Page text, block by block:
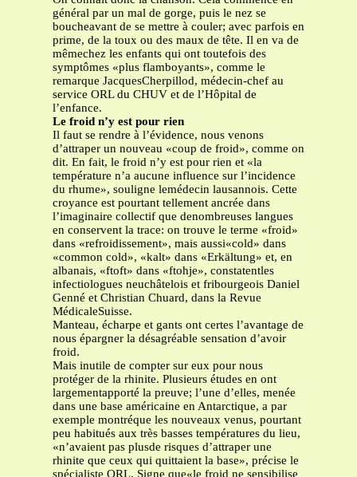
général par un mal de gorge, puis le nez se
boucheavant de se mettre à couler; avec parfois en
prime, de la toux ou des maux de tête. Il en va de
mêmechez les enfants qui ont toutefois des
symptômes «plus flamboyants», comme le
remarque JacquesCherpillod, médecin-chef au
service ORL du CHUV et de l’Hôpital de
l’enfance.
Le froid n’y est pour rien
Il faut se rendre à l’évidence, nous venons
d’attraper un nouveau «coup de froid», comme on
dit. En fait, le froid n’y est pour rien et «la
température n’a aucune influence sur l’incidence
du rhume», souligne lemédecin lausannois. Cette
croyance est pourtant tellement ancrée dans
l’imaginaire collectif que denombreuses langues
en conservent la trace: on trouve le terme «froid»
dans «refroidissement», mais aussi«cold» dans
«common cold», «kalt» dans «Erkältung» et, en
albanais, «ftoft» dans «ftohje», constatentles
infectiologues neuchâtelois et fribourgeois Daniel
Genné et Christian Chuard, dans la Revue
MédicaleSuisse.
Manteau, écharpe et gants ont certes l’avantage de
nous épargner la désagréable sensation d’avoir
froid.
Mais inutile de compter sur eux pour nous
protéger de la rhinite. Plusieurs études en ont
largementapporté la preuve; l’une d’elles, menée
dans une base américaine en Antarctique, a par
exemple montréque les nouveaux venus, pourtant
peu habitués aux très basses températures du lieu,
«n’avaient pas plusde risques d’attraper une
rhinite que ceux qui quittaient la base», précise le
spécialiste ORL. Signe que«le froid ne sensibilise